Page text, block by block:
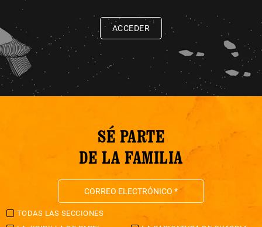
ACCEDER
SÉ PARTE
DE LA FAMILIA
TODAS LAS SECCIONES